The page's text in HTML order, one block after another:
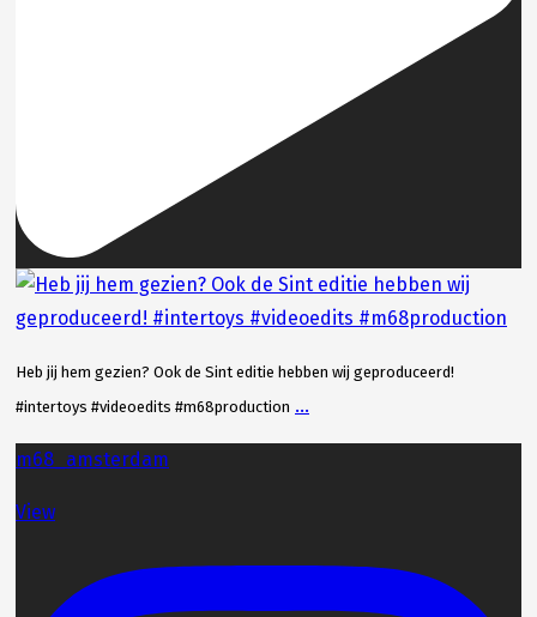
Heb jij hem gezien? Ook de Sint editie hebben wij geproduceerd!
#intertoys #videoedits #m68production ...
m68_amsterdam
View